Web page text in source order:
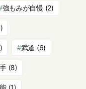
強もみが自慢 (2)
武道 (6)
(8)
(1)